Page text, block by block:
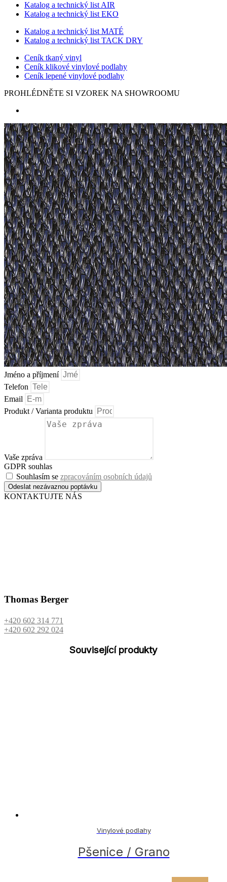
Katalog a technický list AIR
Katalog a technický list EKO
Katalog a technický list MATÉ
Katalog a technický list TACK DRY
Ceník tkaný vinyl
Ceník klikové vinylové podlahy
Ceník lepené vinylové podlahy
PROHLÉDNĚTE SI VZOREK NA SHOWROOMU
Jméno a příjmení
Telefon
Email
Produkt / Varianta produktu
Vaše zpráva
GDPR souhlas
Souhlasím se zpracováním osobních údajů
Odeslat nezávaznou poptávku
KONTAKTUJTE NÁS
Thomas Berger
+420 602 314 771
+420 602 292 024
Související produkty
Vinylové podlahy
Pšenice / Grano